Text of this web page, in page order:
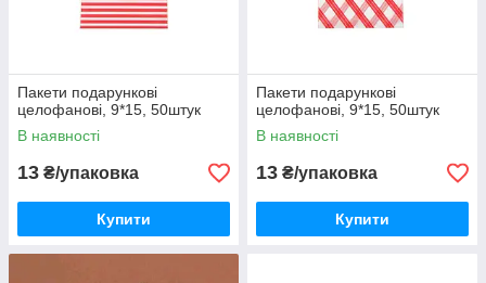
Пакети подарункові
целофанові, 9*15, 50штук
В наявності
13 ₴/упаковка
Купити
Пакети подарункові
целофанові, 9*15, 50штук
В наявності
13 ₴/упаковка
Купити